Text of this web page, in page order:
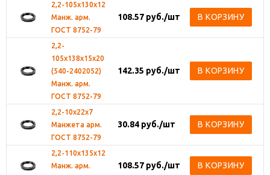
2,2-105х130х12
Манж. арм.
ГОСТ 8752-79
108.57 руб./шт В КОРЗИНУ
2,2-
105х138х15х20
(540-2402052)
Манж. арм.
ГОСТ 8752-79
142.35 руб./шт В КОРЗИНУ
2,2-10х22х7
Манжета арм.
ГОСТ 8752-79
30.84 руб./шт В КОРЗИНУ
2,2-110х135х12
Манж. арм.
108.57 руб./шт В КОРЗИНУ